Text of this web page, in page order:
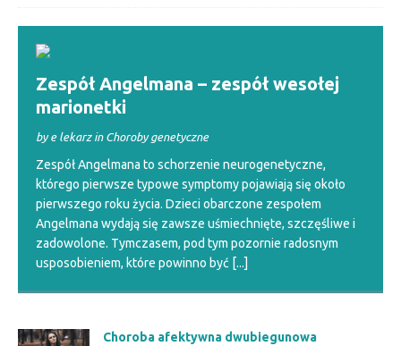
Zespół Angelmana – zespół wesołej
marionetki
by e lekarz in Choroby genetyczne
Zespół Angelmana to schorzenie neurogenetyczne,
którego pierwsze typowe symptomy pojawiają się około
pierwszego roku życia. Dzieci obarczone zespołem
Angelmana wydają się zawsze uśmiechnięte, szczęśliwe i
zadowolone. Tymczasem, pod tym pozornie radosnym
usposobieniem, które powinno być [...]
Choroba afektywna dwubiegunowa